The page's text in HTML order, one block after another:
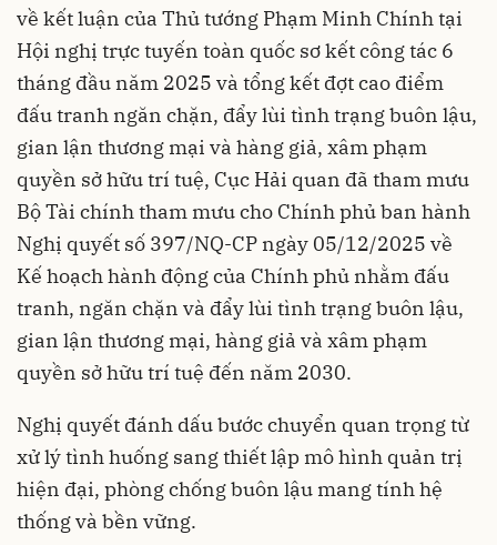
về kết luận của Thủ tướng Phạm Minh Chính tại
Hội nghị trực tuyến toàn quốc sơ kết công tác 6
tháng đầu năm 2025 và tổng kết đợt cao điểm
đấu tranh ngăn chặn, đẩy lùi tình trạng buôn lậu,
gian lận thương mại và hàng giả, xâm phạm
quyền sở hữu trí tuệ, Cục Hải quan đã tham mưu
Bộ Tài chính tham mưu cho Chính phủ ban hành
Nghị quyết số 397/NQ-CP ngày 05/12/2025 về
Kế hoạch hành động của Chính phủ nhằm đấu
tranh, ngăn chặn và đẩy lùi tình trạng buôn lậu,
gian lận thương mại, hàng giả và xâm phạm
quyền sở hữu trí tuệ đến năm 2030.
Nghị quyết đánh dấu bước chuyển quan trọng từ
xử lý tình huống sang thiết lập mô hình quản trị
hiện đại, phòng chống buôn lậu mang tính hệ
thống và bền vững.